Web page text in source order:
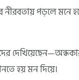
নীরবতায় পড়লে মনে
হয় মন দিয়ে।